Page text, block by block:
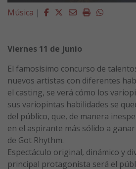
Música | Facebook
Twitter
EmailImprimirWhatsapp
Viernes 11 de junio
El famosísimo concurso de
nuevos artistas con diferentes
el casting, se verá cómo los
sus variopintas habilidades se
del público, que, de manera
en el aspirante más sólido a
de Got Rhythm.
Espectáculo original, dinámico y
principal protagonista será el